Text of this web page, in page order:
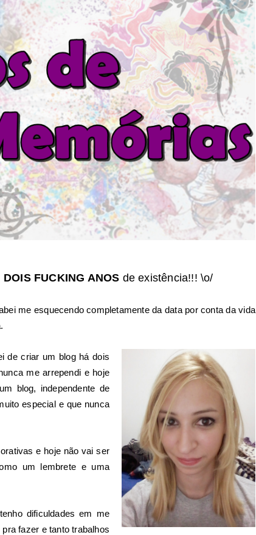
DOIS FUCKING ANOS de existência!!! \o/
me esquecendo completamente da data por conta da vida
de criar um blog há dois
me arrependi e hoje
blog, independente de
especial e que nunca
e hoje não vai ser
um lembrete e uma
dificuldades em me
fazer e tanto trabalhos